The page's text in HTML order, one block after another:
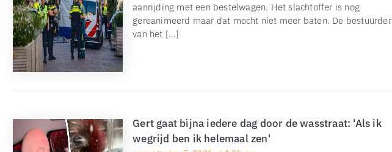
aanrijding met een bestelwagen. Het slachtoffer is nog
gereanimeerd maar dat mocht niet meer baten. De bestuurder
van het […]
Gert gaat bijna iedere dag door de wasstraat: 'Als ik
wegrijd ben ik helemaal zen'